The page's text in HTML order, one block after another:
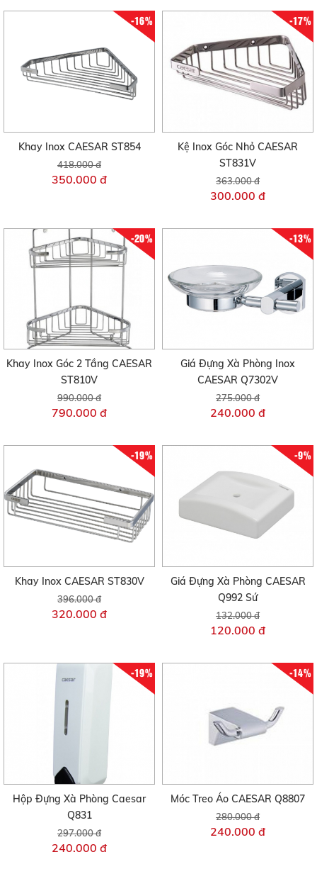
-16%
Khay Inox CAESAR ST854
418.000 đ
350.000 đ
-17%
Kệ Inox Góc Nhỏ CAESAR
ST831V
363.000 đ
300.000 đ
-20%
Khay Inox Góc 2 Tầng CAESAR
ST810V
990.000 đ
790.000 đ
-13%
Giá Đựng Xà Phòng Inox
CAESAR Q7302V
275.000 đ
240.000 đ
-19%
Khay Inox CAESAR ST830V
396.000 đ
320.000 đ
-9%
Giá Đựng Xà Phòng CAESAR
Q992 Sứ
132.000 đ
120.000 đ
-19%
Hộp Đựng Xà Phòng Caesar
Q831
297.000 đ
240.000 đ
-14%
Móc Treo Áo CAESAR Q8807
280.000 đ
240.000 đ